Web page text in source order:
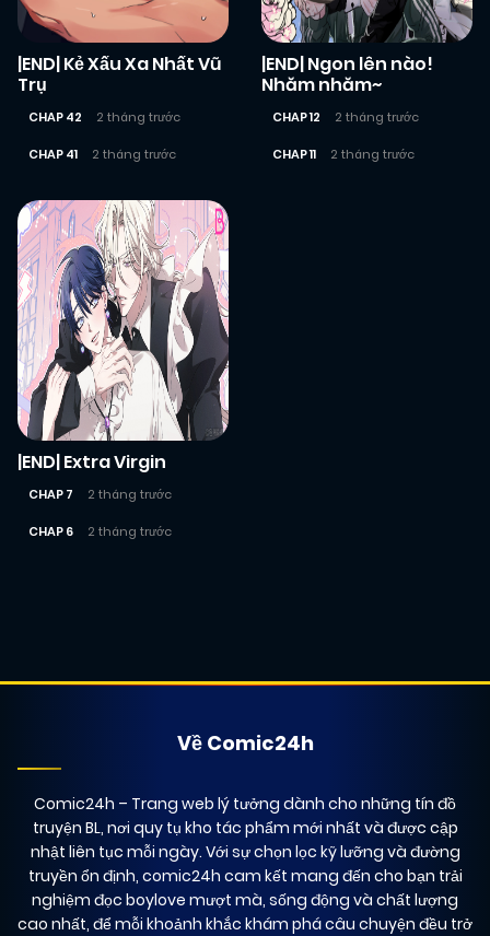
|END| Kẻ Xấu Xa Nhất Vũ
Trụ
CHAP 42 2 tháng trước
CHAP 41 2 tháng trước
|END| Ngon lên nào!
Nhăm nhăm~
CHAP 12 2 tháng trước
CHAP 11 2 tháng trước
|END| Extra Virgin
CHAP 7 2 tháng trước
CHAP 6 2 tháng trước
Về Comic24h
Comic24h – Trang web lý tưởng dành cho những tín đồ
truyện BL, nơi quy tụ kho tác phẩm mới nhất và được cập
nhật liên tục mỗi ngày. Với sự chọn lọc kỹ lưỡng và đường
truyền ổn định, comic24h cam kết mang đến cho bạn trải
nghiệm đọc boylove mượt mà, sống động và chất lượng
cao nhất, để mỗi khoảnh khắc khám phá câu chuyện đều trở